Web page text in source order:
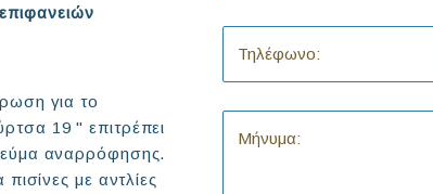
για το
19 " επιτρέπει
αναρρόφησης.
με αντλίες